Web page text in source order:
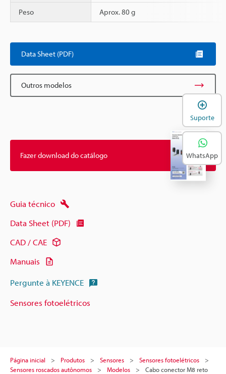
Peso Aprox. 80 g
Data Sheet (PDF)
Outros modelos
Fazer download do catálogo
Guia técnico
Data Sheet (PDF)
CAD / CAE
Manuais
Pergunte à KEYENCE
Sensores fotoelétricos
Página inicial Produtos Sensores
Sensores fotoelétricos
Sensores roscados autônomos
Modelos
Cabo conector M8 reto
Suporte
WhatsApp